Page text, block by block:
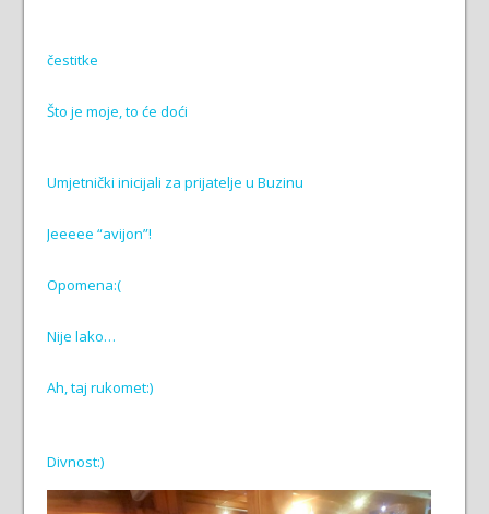
čestitke
Što je moje, to će doći
Umjetnički inicijali za prijatelje u Buzinu
Jeeeee “avijon”!
Opomena:(
Nije lako…
Ah, taj rukomet:)
Divnost:)